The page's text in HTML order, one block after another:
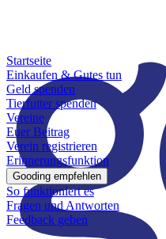
Startseite
Einkaufen & Gutes tun
Geld spenden
Tierfutter spenden
Vereine
Euer Beitrag
Verein registrieren
Erinnerungsfunktion
Gooding empfehlen
So funktioniert es
Fragen und Antworten
Feedback geben